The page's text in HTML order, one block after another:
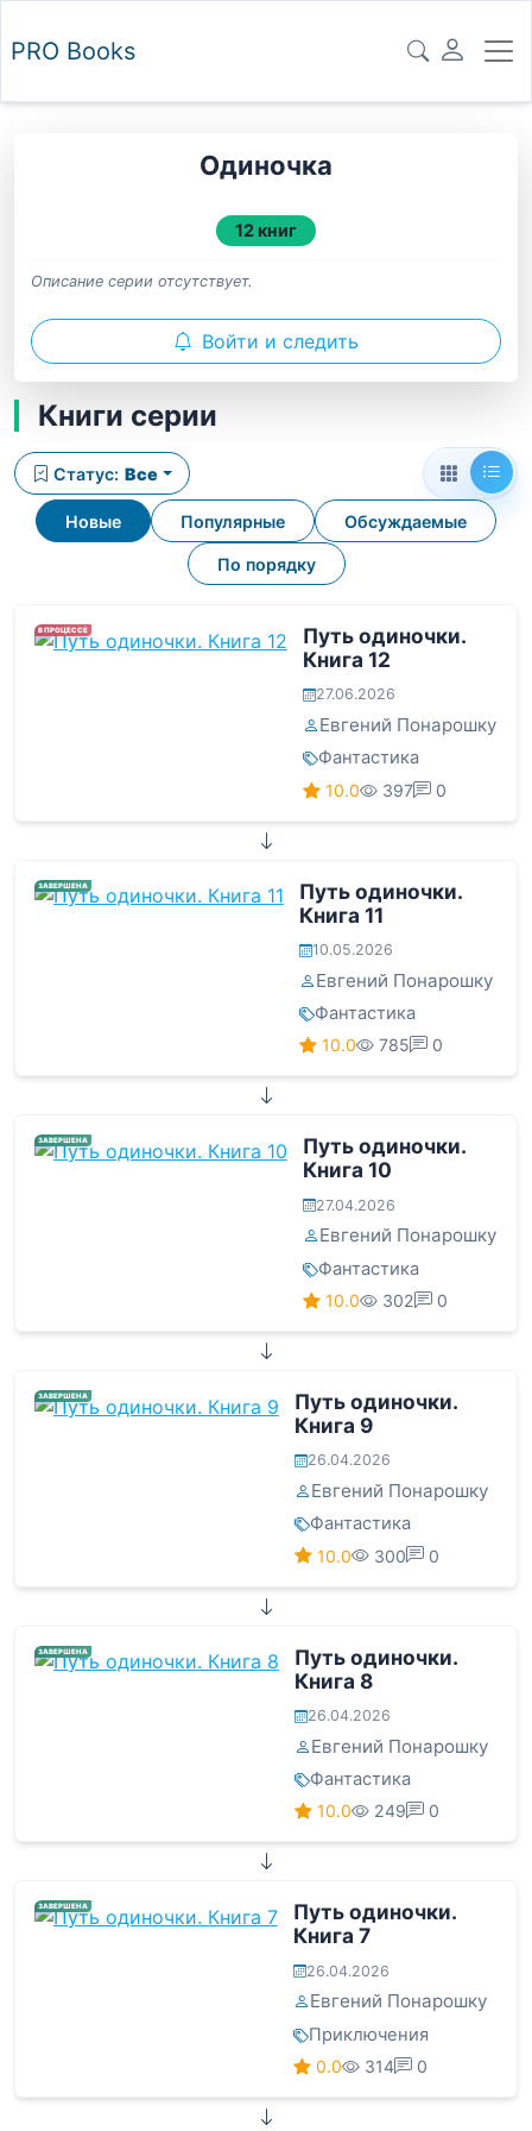
PRO Books
Одиночка
12 книг
Описание серии отсутствует.
Войти и следить
Книги серии
Новые Популярные Обсуждаемые
По порядку
Статус: Все
В ПРОЦЕССЕ
Путь одиночки.
Книга 12
27.06.2026
Евгений Понарошку
Фантастика
10.0 397 0
ЗАВЕРШЕНА
Путь одиночки.
Книга 11
10.05.2026
Евгений Понарошку
Фантастика
10.0 785 0
ЗАВЕРШЕНА
Путь одиночки.
Книга 10
27.04.2026
Евгений Понарошку
Фантастика
10.0 302 0
ЗАВЕРШЕНА
Путь одиночки.
Книга 9
26.04.2026
Евгений Понарошку
Фантастика
10.0 300 0
ЗАВЕРШЕНА
Путь одиночки.
Книга 8
26.04.2026
Евгений Понарошку
Фантастика
10.0 249 0
ЗАВЕРШЕНА
Путь одиночки.
Книга 7
26.04.2026
Евгений Понарошку
Приключения
0.0 314 0